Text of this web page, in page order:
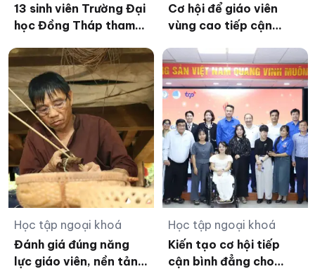
13 sinh viên Trường Đại
học Đồng Tháp tham
bị năm 2026
Cơ hội để giáo viên
vùng cao tiếp cận
cụ AI
Học tập ngoại khoá
Đánh giá đúng năng
lực giáo viên, nền tảng
Học tập ngoại khoá
Kiến tạo cơ hội tiếp
cận bình đẳng cho